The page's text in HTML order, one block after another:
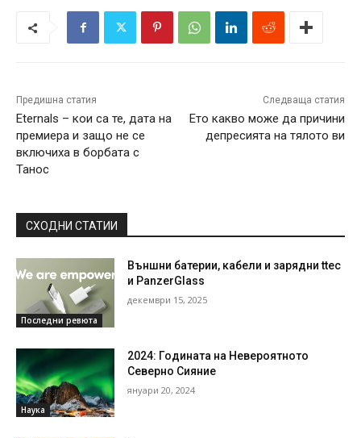
Предишна статия
Eternals – кои са те, дата на
премиера и защо не се
включиха в борбата с
Танос
Следваща статия
Ето какво може да причини
депресията на тялото ви
СХОДНИ СТАТИИ
Последни ревюта
Външни батерии, кабели и зарядни ttec
и PanzerGlass
декември 15, 2025
Наука
2024: Годината на Невероятното
Северно Сияние
януари 20, 2024